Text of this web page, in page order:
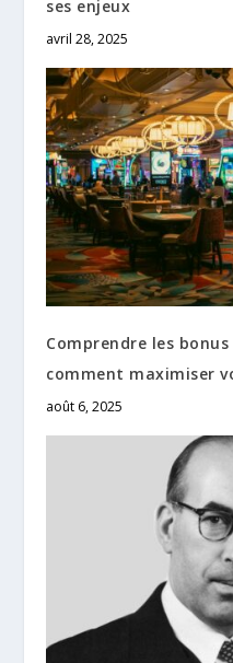
ses enjeux
avril 28, 2025
Comprendre les
comment maximiser
août 6, 2025